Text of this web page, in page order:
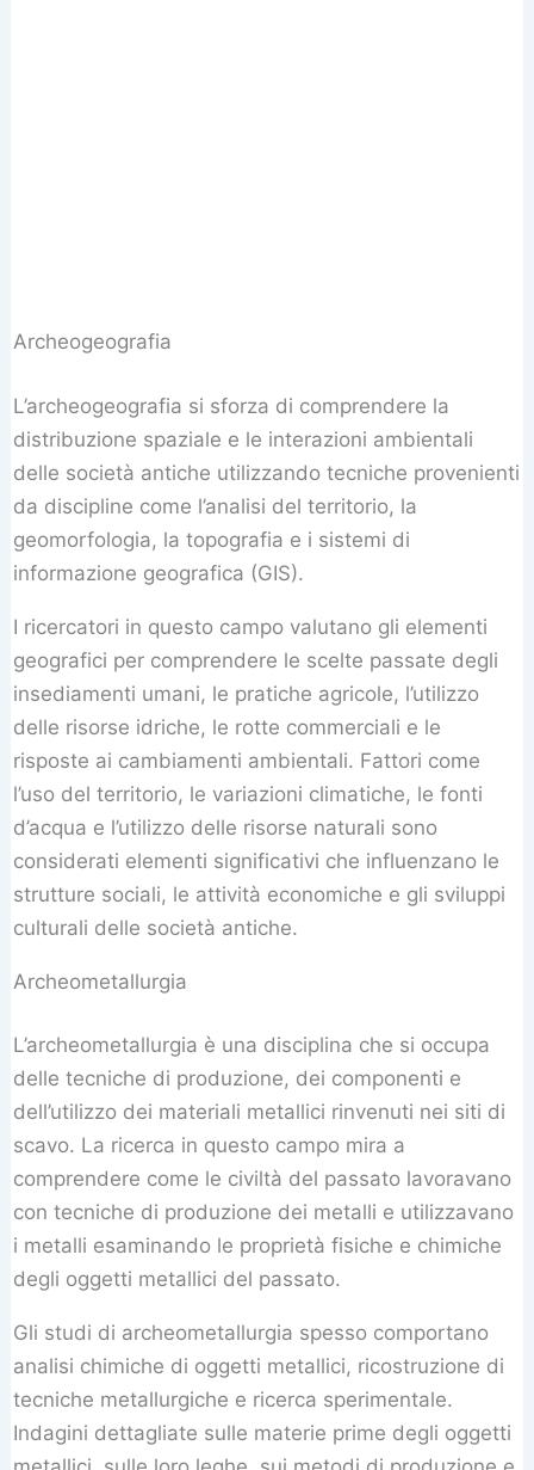
Archeogeografia
L’archeogeografia si sforza di comprendere la
distribuzione spaziale e le interazioni ambientali
delle società antiche utilizzando tecniche provenienti
da discipline come l’analisi del territorio, la
geomorfologia, la topografia e i sistemi di
informazione geografica (GIS).
I ricercatori in questo campo valutano gli elementi
geografici per comprendere le scelte passate degli
insediamenti umani, le pratiche agricole, l’utilizzo
delle risorse idriche, le rotte commerciali e le
risposte ai cambiamenti ambientali. Fattori come
l’uso del territorio, le variazioni climatiche, le fonti
d’acqua e l’utilizzo delle risorse naturali sono
considerati elementi significativi che influenzano le
strutture sociali, le attività economiche e gli sviluppi
culturali delle società antiche.
Archeometallurgia
L’archeometallurgia è una disciplina che si occupa
delle tecniche di produzione, dei componenti e
dell’utilizzo dei materiali metallici rinvenuti nei siti di
scavo. La ricerca in questo campo mira a
comprendere come le civiltà del passato lavoravano
con tecniche di produzione dei metalli e utilizzavano
i metalli esaminando le proprietà fisiche e chimiche
degli oggetti metallici del passato.
Gli studi di archeometallurgia spesso comportano
analisi chimiche di oggetti metallici, ricostruzione di
tecniche metallurgiche e ricerca sperimentale.
Indagini dettagliate sulle materie prime degli oggetti